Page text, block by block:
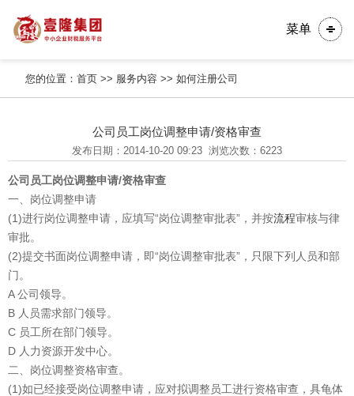
菜单
您的位置：首页 >> 服务内容 >>如何注册公司
公司员工岗位调整申请/资格审查
发布日期：2014-10-20 09:23 浏览次数：6223
公司员工岗位调整申请/资格审查
一、岗位调整申请
(1)进行岗位调整申请，应填写“岗位调整审批表”，并按流程审核与律
审批。
(2)提交书面岗位调整申请，即“岗位调整审批表”，只限下列人员和部
门。
A 公司领导。
B 人员需求部门领导。
C 员工所在部门领导。
D 人力资源开发中心。
二、岗位调整资格审查。
(1)如已经接受岗位调整申请，应对拟调整员工进行资格审查，具龟体